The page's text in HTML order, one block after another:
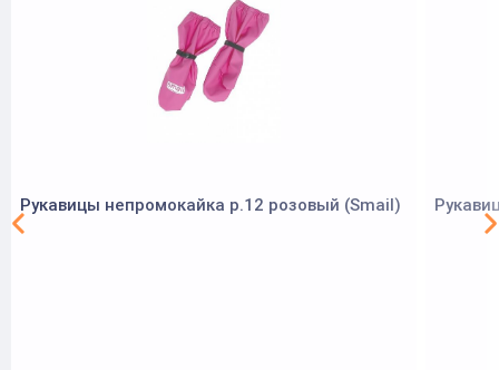
Рукавицы непромокайка р.12 розовый (Smail)